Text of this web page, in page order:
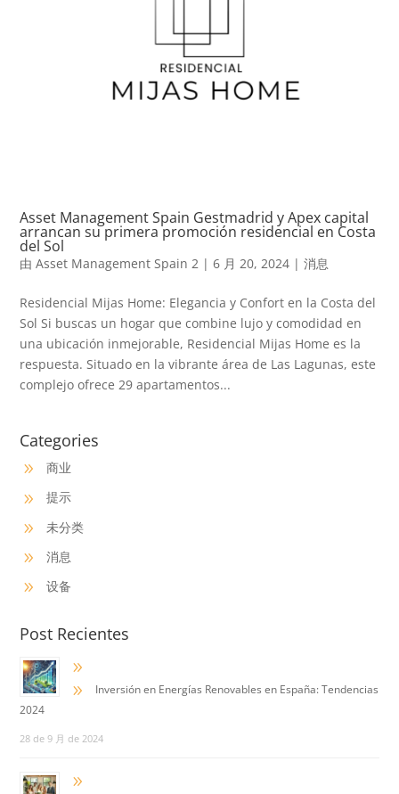
Asset Management Spain Gestmadrid y Apex capital
arrancan su primera promoción residencial en Costa
del Sol
由Asset Management Spain 2 |6 月 20, 2024 |消息
Residencial Mijas Home: Elegancia y Confort en la Costa del
Sol Si buscas un hogar que combine lujo y comodidad en
una ubicación inmejorable, Residencial Mijas Home es la
respuesta. Situado en la vibrante área de Las Lagunas, este
complejo ofrece 29 apartamentos...
Categories
9 商业
9 提示
9 未分类
9 消息
9 设备
Post Recientes
9
9
Inversión en Energías Renovables en España: Tendencias
2024
28 de 9 月 de 2024
9